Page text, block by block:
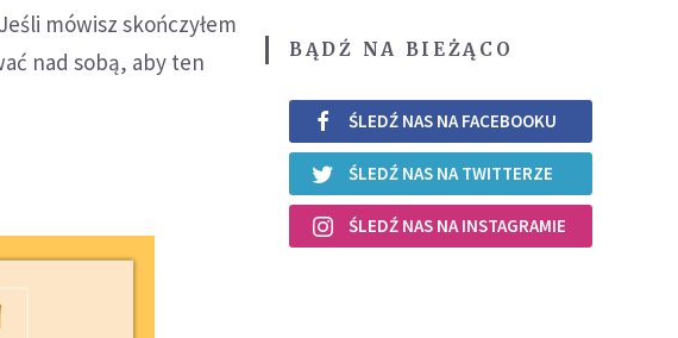
mówisz skończyłem
nad sobą, aby ten
BĄDŹ NA BIEŻĄCO
ŚLEDŹ NAS NA FACEBOOKU
ŚLEDŹ NAS NA TWITTERZE
ŚLEDŹ NAS NA INSTAGRAMIE